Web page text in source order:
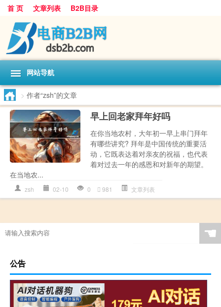
首 页 文章列表 B2B目录
网站导航
> 作者“zsh”的文章
早上回老家拜年好吗
在你当地农村，大年初一早上串门拜年
有哪些讲究? 拜年是中国传统的重要活
动，它既表达着对亲友的祝福，也代表
着对过去一年的感恩和对新年的期望。
在当地农...
zsh 02-10 0 981 文章列表
☚
公告